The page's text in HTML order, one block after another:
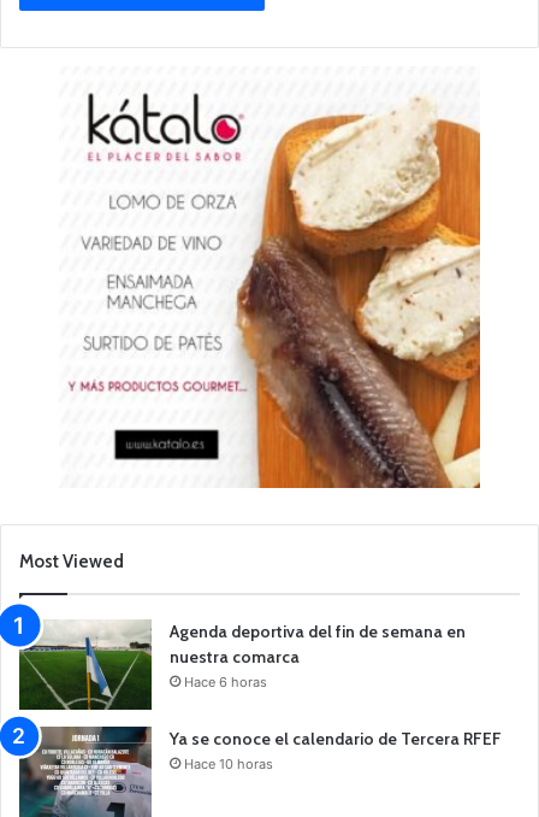
Most Viewed
Agenda deportiva del fin de semana en
nuestra comarca
Hace 6 horas
Ya se conoce el calendario de Tercera RFEF
Hace 10 horas